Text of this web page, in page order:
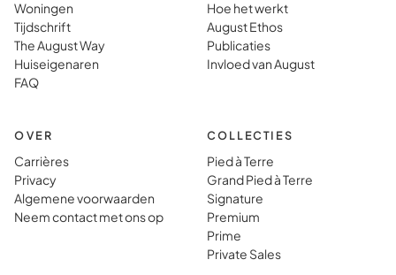
bestemming
woont dan
dat je er
gewoon heen
Woningen
Tijdschrift
The August Way
Huiseigenaren
FAQ
Hoe het werkt
August Ethos
Publicaties
Invloed van August
OVER
Carrières
Privacy
Algemene voorwaarden
Neem contact met ons op
COLLECTIES
Pied à Terre
Grand Pied à Terre
Signature
Premium
Prime
Private Sales